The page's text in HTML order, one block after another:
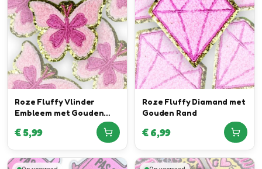
Roze Fluffy Vlinder
Embleem met Gouden
€5,99
Roze Fluffy Diamand met
Gouden Rand
€6,99